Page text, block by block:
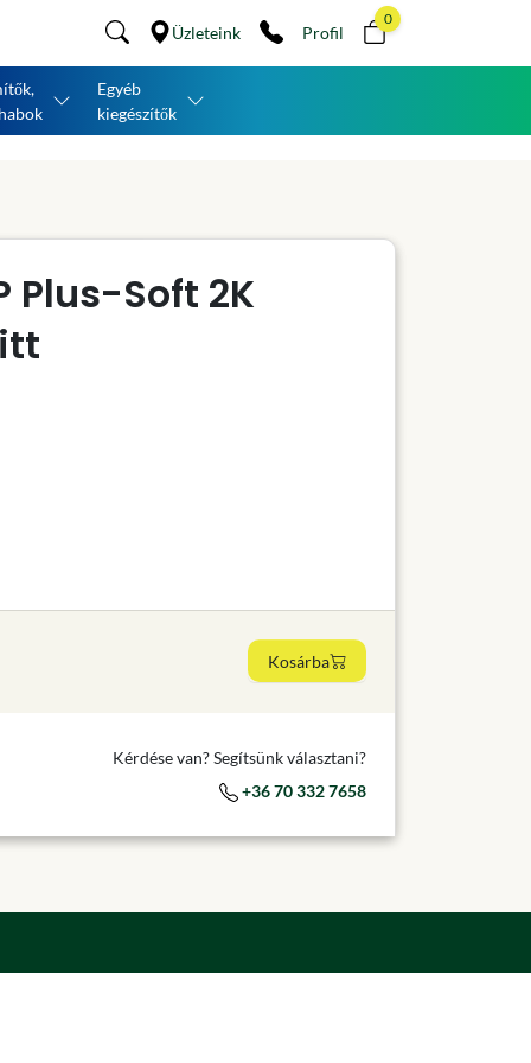
Üzleteink Profil
0
Egyéb
kiegészítők
Plus-Soft 2K
Kosárba
Kérdése van? Segítsünk választani?
+36 70 332 7658